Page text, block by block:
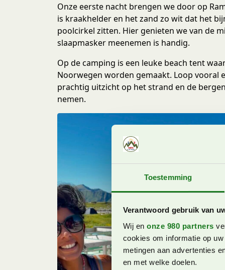
Toestemming
Verantwoord gebruik van
Wij en onze 980 partners
cookies om informatie op
metingen aan advertenties
en met welke doelen.
Onze eerste nacht brengen we door op
is kraakhelder en het zand zo wit dat het
poolcirkel zitten. Hier genieten we van de
slaapmasker meenemen is handig.
Op de camping is een leuke beach tent
Noorwegen worden gemaakt. Loop vooral
prachtig uitzicht op het strand en de
nemen.